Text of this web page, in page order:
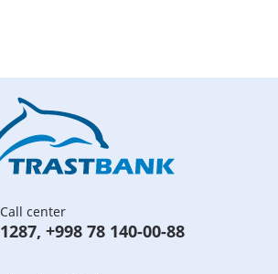
Call center
1287, +998 78 140-00-88